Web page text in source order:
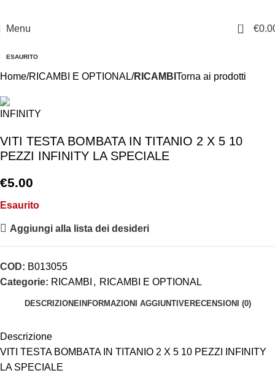
Menu 0 €
ESAURITO
Home RICAMBI E OPTIONAL RICAMBI Torna ai prodotti
VITI TESTA BOMBATA IN TITANIO 2 X 5 10
PEZZI INFINITY LA SPECIALE
€5.00
Esaurito
Aggiungi alla lista dei desideri
COD: B013055
Categorie: RICAMBI , RICAMBI E OPTIONAL
DESCRIZIONEINFORMAZIONI AGGIUNTIVERECENSIONI (0)
Descrizione
VITI TESTA BOMBATA IN TITANIO 2 X 5 10 PEZZI INFINITY
LA SPECIALE